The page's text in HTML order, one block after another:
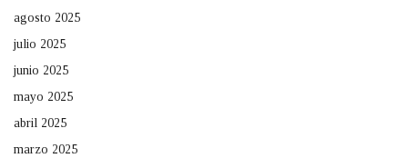
agosto 2025
julio 2025
junio 2025
mayo 2025
abril 2025
marzo 2025